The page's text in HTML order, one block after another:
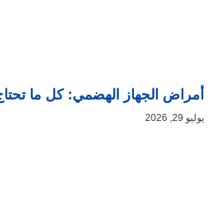
أمراض الجهاز الهضمي: كل ما
يوليو 29, 2026